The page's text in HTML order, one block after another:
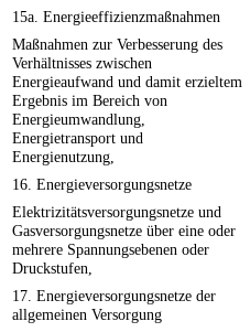
15a. Energieeffizienzmaßnahmen
Maßnahmen zur Verbesserung des
Verhältnisses zwischen
Energieaufwand und damit erzieltem
Ergebnis im Bereich von
Energieumwandlung,
Energietransport und
Energienutzung,
16. Energieversorgungsnetze
Elektrizitätsversorgungsnetze und
Gasversorgungsnetze über eine oder
mehrere Spannungsebenen oder
Druckstufen,
17. Energieversorgungsnetze der
allgemeinen Versorgung